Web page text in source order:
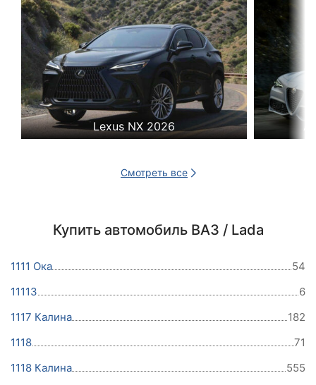
Lexus NX 2026
Смотреть все
Купить автомобиль ВАЗ / Lada
1111 Ока
54
11113
6
1117 Калина
182
1118
71
1118 Калина
555